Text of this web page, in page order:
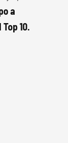
a
10.